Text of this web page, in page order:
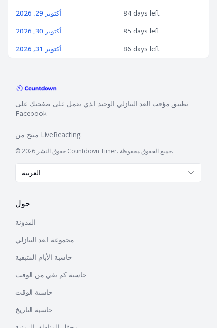
أكتوبر 29, 2026
84 days left
أكتوبر 30, 2026
85 days left
أكتوبر 31, 2026
86 days left
تطبيق مؤقت العد التنازلي الوحيد الذي يعمل على صفحتك على
Facebook.
LiveReacting.
© حقوق النشر 2026 Countdown Timer. جميع الحقوق محفوظة.
العربية
حول
المدونة
مجموعة العد التنازلي
حاسبة الأيام المتبقية
حاسبة كم بقي من الوقت
حاسبة الوقت
حاسبة التاريخ